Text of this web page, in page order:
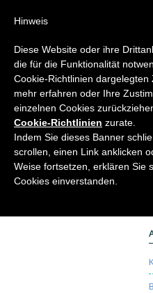
Wasser in
Christian Liess
Elemente der
Hinweis
Diese Website oder ihre
die für die Funktionalität
Cookie-Richtlinien
mehr erfahren oder Ihre
einzelnen Cookies
Cookie-Richtlinien zurate.
Indem Sie dieses Banner
scrollen, einen Link anklicken
Weise fortsetzen, erklären Sie
Cookies einverstanden.